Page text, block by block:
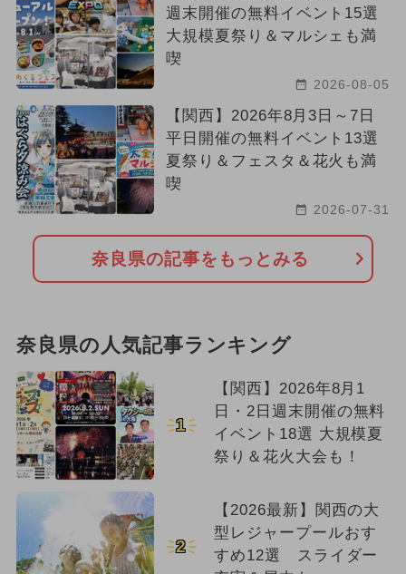
週末開催の無料イベント15選
大規模夏祭り＆マルシェも満
喫
2026-08-05
【関西】2026年8月3日～7日
平日開催の無料イベント13選
夏祭り＆フェスタ＆花火も満
喫
2026-07-31
奈良県の記事をもっとみる
奈良県の人気記事ランキング
1
【関西】2026年8月1
日・2日週末開催の無料
イベント18選 大規模夏
祭り＆花火大会も！
2
【2026最新】関西の大
型レジャープールおす
すめ12選 スライダー